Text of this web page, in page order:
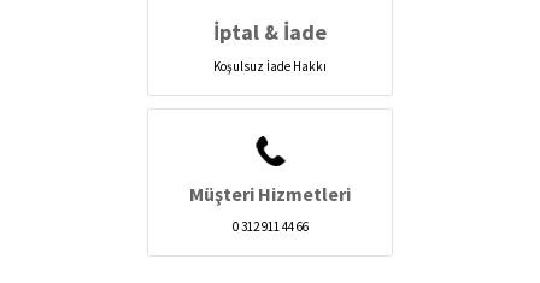
İptal & İade
Koşulsuz İade Hakkı
Müşteri Hizmetleri
0 312 911 44 66